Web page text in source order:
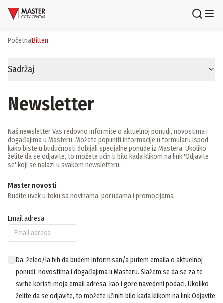
Uloguj se
Proizvodi
Aktuelnosti
Usluge i rešenja
O nama
Zaposlenje
Kontakti
Newsletter
Početna bilten
Sadržaj
Newsletter
Naš newsletter Vas redovno informiše o aktuelnoj ponudi, novostima i
događajima u Masteru. Možete popuniti informacije u formularu ispod
kako biste u budućnosti dobijali specijalne ponude iz Mastera. Ukoliko
želite da se odjavite, to možete učiniti bilo kada klikom na link 'Odjavite
se' koji se nalazi u svakom newsletteru.
Master novosti
Budite uvek u toku sa novinama, ponudama i promocijama
Email adresa
Da, želeo/la bih da budem informisan/a putem emaila o aktuelnoj
ponudi, novostima i događajima u Masteru. Slažem se da se za te
svrhe koristi moja email adresa, kao i gore navedeni podaci. Ukoliko
želite da se odjavite, to možete učiniti bilo kada klikom na link Odjavite